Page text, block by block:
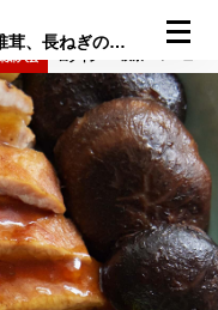
パンチのある香りと味わい"豚バラ肉と椎茸、長ねぎの八角醤油煮"